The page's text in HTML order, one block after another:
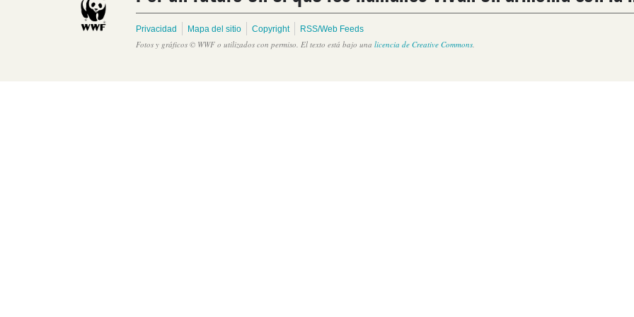
Privacidad Mapa del sitio Copyright RSS/Web Feeds
Fotos y gráficos © WWF o utilizados con permiso. El texto está bajo una licencia de Creative Commons.